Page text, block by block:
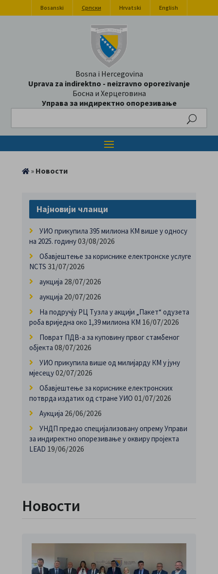
Bosanski Српски Hrvatski English
Bosna i Hercegovina
Uprava za indirektno - neizravno oporezivanje
Босна и Херцеговина
Управа за индиректно опорезивање
» Новости
Најновији чланци
УИО прикупила 395 милиона КМ више у односу
на 2025. годину03/08/2026
Обавјештење за кориснике електронске услуге
NCTS 31/07/2026
аукција 28/07/2026
аукција 20/07/2026
На подручју РЦ Тузла у акцији „Пакет“ одузета
роба вриједна око 1,39 милиона КМ 16/07/2026
Поврат ПДВ-а за куповину првог стамбеног
објекта 08/07/2026
УИО прикупила више од милијарду КМ у јуну
мјесецу02/07/2026
Обавјештење за кориснике електронских
потврда издатих од стране УИО 01/07/2026
Аукција 26/06/2026
УНДП предао специјализовану опрему Управи
за индиректно опорезивање у оквиру пројекта
LEAD 19/06/2026
Новости